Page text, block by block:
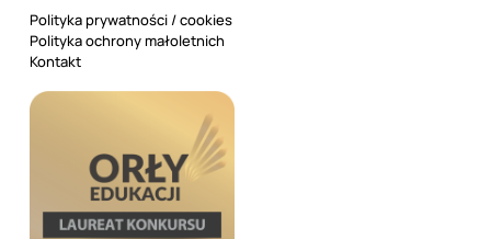
Polityka prywatności / cookies
Polityka ochrony małoletnich
Kontakt